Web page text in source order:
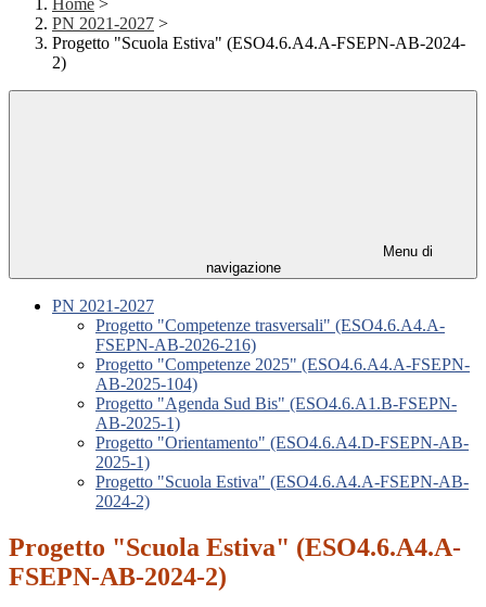
Home >
PN 2021-2027 >
Progetto "Scuola Estiva" (ESO4.6.A4.A-FSEPN-AB-2024-
2)
Menu di
navigazione
PN 2021-2027
Progetto "Competenze trasversali" (ESO4.6.A4.A-
FSEPN-AB-2026-216)
Progetto "Competenze 2025" (ESO4.6.A4.A-FSEPN-
AB-2025-104)
Progetto "Agenda Sud Bis" (ESO4.6.A1.B-FSEPN-
AB-2025-1)
Progetto "Orientamento" (ESO4.6.A4.D-FSEPN-AB-
2025-1)
Progetto "Scuola Estiva" (ESO4.6.A4.A-FSEPN-AB-
2024-2)
Progetto "Scuola Estiva" (ESO4.6.A4.A-
FSEPN-AB-2024-2)